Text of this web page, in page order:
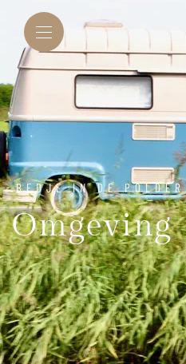
BEDJE IN DE POLDER
Omgeving